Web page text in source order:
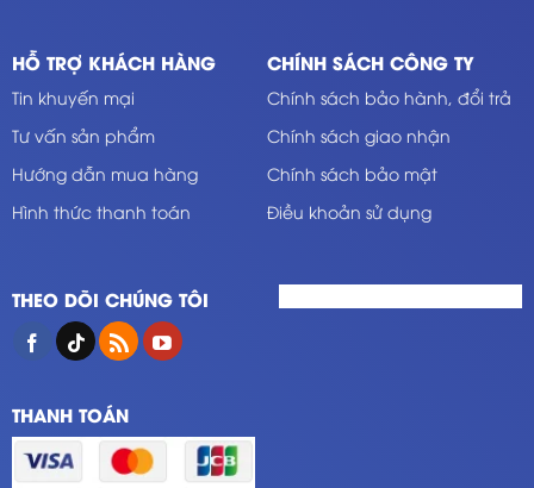
HỖ TRỢ KHÁCH HÀNG
Tin khuyến mại
Tư vấn sản phẩm
Hướng dẫn mua hàng
Hình thức thanh toán
CHÍNH SÁCH CÔNG TY
Chính sách bảo hành, đổi trả
Chính sách giao nhận
Chính sách bảo mật
Điều khoản sử dụng
THEO DÕI CHÚNG TÔI
THANH TOÁN